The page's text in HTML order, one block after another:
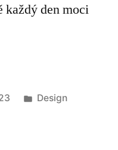
každý den moci
Publikováno
Design